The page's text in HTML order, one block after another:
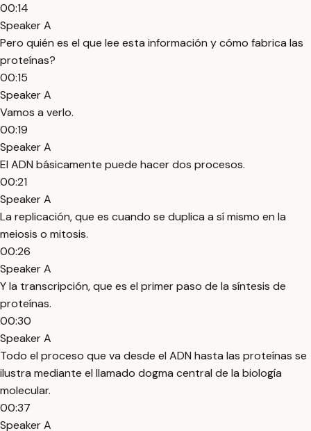
00:14
Speaker A
Pero quién es el que lee esta información y cómo fabrica las
proteínas?
00:15
Speaker A
Vamos a verlo.
00:19
Speaker A
El ADN básicamente puede hacer dos procesos.
00:21
Speaker A
La replicación, que es cuando se duplica a sí mismo en la
meiosis o mitosis.
00:26
Speaker A
Y la transcripción, que es el primer paso de la síntesis de
proteínas.
00:30
Speaker A
Todo el proceso que va desde el ADN hasta las proteínas se
ilustra mediante el llamado dogma central de la biología
molecular.
00:37
Speaker A